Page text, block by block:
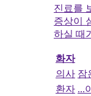
진료를
증상이
하실 때
화자
의사 잠
환자 ...